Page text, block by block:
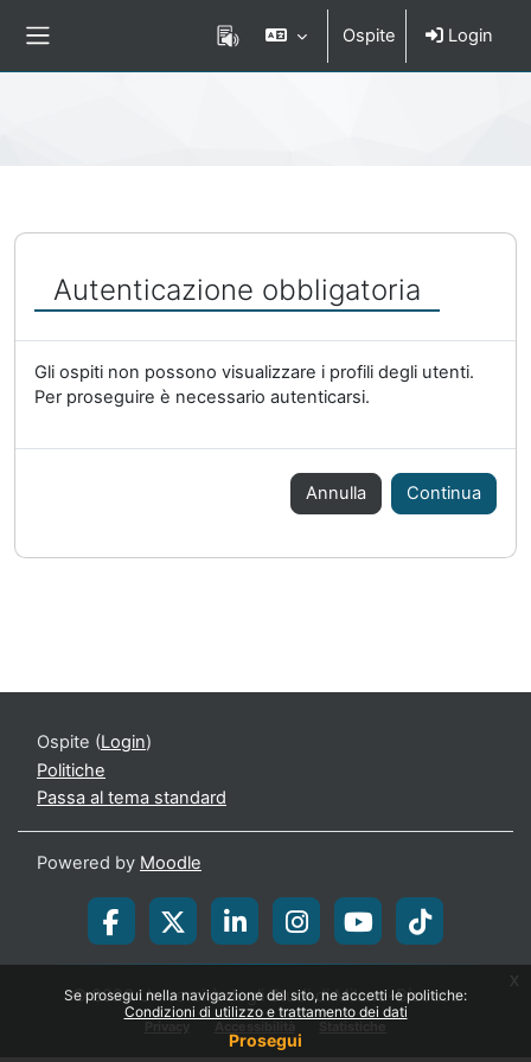
Se prosegui nella navigazione del sito, ne accetti le politiche:
Condizioni di utilizzo e trattamento dei dati
Prosegui
x
Ospite Login
Autenticazione obbligatoria
Gli ospiti non possono visualizzare i profili degli utenti.
Per proseguire è necessario autenticarsi.
Annulla Continua
Ospite (Login)
Politiche
Passa al tema standard
Powered by Moodle
© 2026 Università degli Studi di Milano-Bicocca